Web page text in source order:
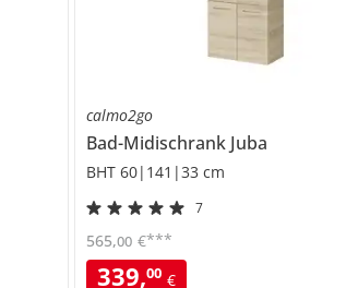
calmo2go
Bad-Midischrank Juba
BHT 60|141|33 cm
7
339,00 €
565,00 €***